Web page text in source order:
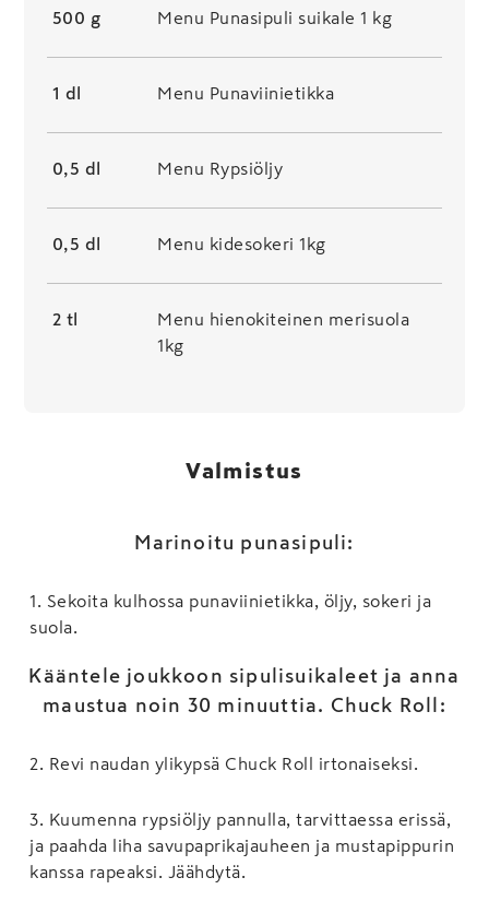
500 g Menu Punasipuli suikale 1 kg
1 dl Menu Punaviinietikka
0,5 dl Menu Rypsiöljy
0,5 dl Menu kidesokeri 1kg
2 tl
Menu hienokiteinen merisuola
1kg
Valmistus
Marinoitu punasipuli:
1
Sekoita kulhossa punaviinietikka, öljy, sokeri ja
suola.
Kääntele joukkoon sipulisuikaleet ja anna
maustua noin 30 minuuttia. Chuck Roll:
2 Revi naudan ylikypsä Chuck Roll irtonaiseksi.
3
Kuumenna rypsiöljy pannulla, tarvittaessa erissä,
ja paahda liha savupaprikajauheen ja mustapippurin
kanssa rapeaksi. Jäähdytä.